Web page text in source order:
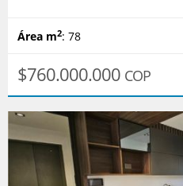
Área m2: 78
$760.000.000 COP